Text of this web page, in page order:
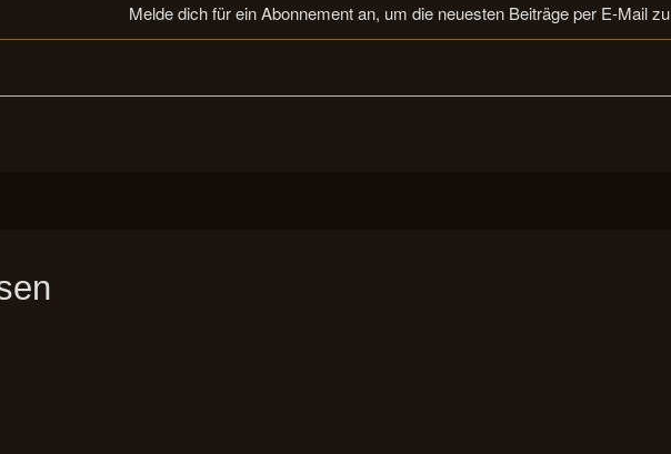
Melde dich für ein Abonnement an, um die neuesten Beiträge per E-Mail